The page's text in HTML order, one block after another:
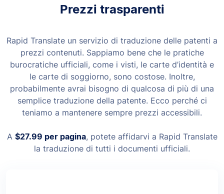
Prezzi trasparenti
Rapid Translate un servizio di traduzione delle patenti a
prezzi contenuti. Sappiamo bene che le pratiche
burocratiche ufficiali, come i visti, le carte d’identità e
le carte di soggiorno, sono costose. Inoltre,
probabilmente avrai bisogno di qualcosa di più di una
semplice traduzione della patente. Ecco perché ci
teniamo a mantenere sempre prezzi accessibili.
A $27.99 per pagina, potete affidarvi a Rapid Translate
la traduzione di tutti i documenti ufficiali.